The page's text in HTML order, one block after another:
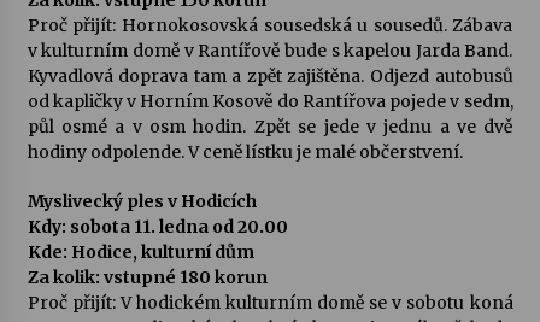
Proč přijít: Hornokosovská sousedská u sousedů. Zábava
v kulturním domě v Rantířově bude s kapelou Jarda Band.
Kyvadlová doprava tam a zpět zajištěna. Odjezd autobusů
od kapličky v Horním Kosově do Rantířova pojede v sedm,
půl osmé a v osm hodin. Zpět se jede v jednu a ve dvě
hodiny odpolende. V ceně lístku je malé občerstvení.
Myslivecký ples v Hodicích
Kdy: sobota 11. ledna od 20.00
Kde: Hodice, kulturní dům
Za kolik: vstupné 180 korun
Proč přijít: V hodickém kulturním domě se v sobotu koná